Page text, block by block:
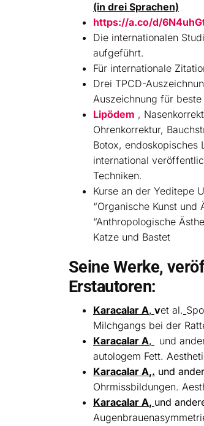
(in drei Sprachen)
https://a.co/d/
Die internationalen
aufgeführt.
Für internationale
Drei TPCD-
Auszeichnung für
Lipödem ,
Ohrenkorrektur,
Botox, endoskopisches
international
Techniken.
Kurse an der Yeditepe
“Organische Kunst und
“Anthropologische
Katze und Bastet
Seine Werke,
Erstautoren:
Karacalar A, vet al.
Milchgangs bei der
Karacalar A, und
autologem Fett.
Karacalar A,. und
Ohrmissbildungen.
Karacalar A, und